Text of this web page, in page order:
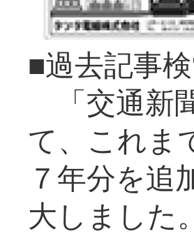
■過去記事
「交通新
て、これま
７年分を追
大し